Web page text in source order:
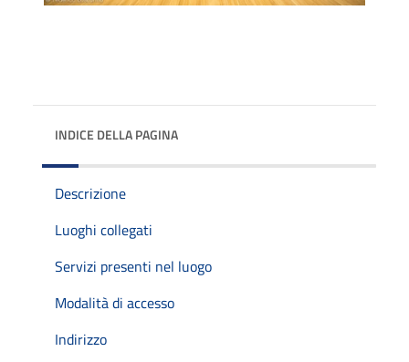
INDICE DELLA PAGINA
Descrizione
Luoghi collegati
Servizi presenti nel luogo
Modalità di accesso
Indirizzo